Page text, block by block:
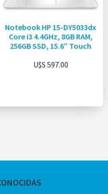
Notebook HP 15-DY5033dx
Core i3 4.4GHz, 8GB RAM,
256GB SSD, 15.6″ Touch
U$S 597.00